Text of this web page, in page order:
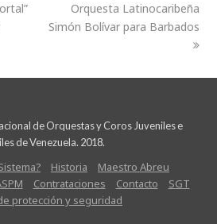
Simón Bolívar para Barbados
de Venezuela. 2018.
Historia
Maestro Abreu
Contrataciones Contacto
SGT
protección y seguridad